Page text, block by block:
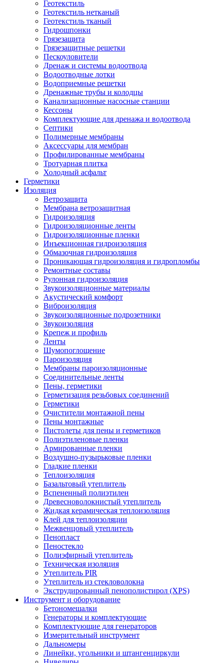
Геотекстиль
Геотекстиль нетканый
Геотекстиль тканый
Гидрошпонки
Грязезащита
Грязезащитные решетки
Пескоуловители
Дренаж и системы водоотвода
Водоотводные лотки
Водоприемные решетки
Дренажные трубы и колодцы
Канализационные насосные станции
Кессоны
Комплектующие для дренажа и водоотвода
Септики
Полимерные мембраны
Аксессуары для мембран
Профилированные мембраны
Тротуарная плитка
Холодный асфальт
Герметики
Изоляция
Ветрозащита
Мембрана ветрозащитная
Гидроизоляция
Гидроизоляционные ленты
Гидроизоляционные пленки
Инъекционная гидроизоляция
Обмазочная гидроизоляция
Проникающая гидроизоляция и гидропломбы
Ремонтные составы
Рулонная гидроизоляция
Звукоизоляционные материалы
Акустический комфорт
Виброизоляция
Звукоизоляционные подрозетники
Звукоизоляция
Крепеж и профиль
Ленты
Шумопоглощение
Пароизоляция
Мембраны пароизоляционные
Соединительные ленты
Пены, герметики
Герметизация резьбовых соединений
Герметики
Очистители монтажной пены
Пены монтажные
Пистолеты для пены и герметиков
Полиэтиленовые пленки
Армированные пленки
Воздушно-пузырьковые пленки
Гладкие пленки
Теплоизоляция
Базальтовый утеплитель
Вспененный полиэтилен
Древесноволокнистый утеплитель
Жидкая керамическая теплоизоляция
Клей для теплоизоляции
Межвенцовый утеплитель
Пенопласт
Пеностекло
Полиэфирный утеплитель
Техническая изоляция
Утеплитель PIR
Утеплитель из стекловолокна
Экструдированный пенополистирол (XPS)
Инструмент и оборудование
Бетономешалки
Генераторы и комплектующие
Комплектующие для генераторов
Измерительный инструмент
Дальномеры
Линейки, угольники и штангенциркули